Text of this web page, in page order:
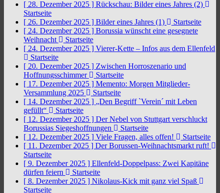
[ 28. Dezember 2025 ] Rückschau: Bilder eines Jahres (2)
Startseite
[ 26. Dezember 2025 ] Bilder eines Jahres (1)
Startseite
[ 24. Dezember 2025 ] Borussia wünscht eine gesegnete
Weihnacht
Startseite
[ 24. Dezember 2025 ] Vierer-Kette – Infos aus dem Ellenfeld
Startseite
[ 20. Dezember 2025 ] Zwischen Horroszenario und
Hoffnungsschimmer
Startseite
[ 17. Dezember 2025 ] Memento: Morgen Mitglieder-
Versammlung 2025
Startseite
[ 14. Dezember 2025 ] „Den Begriff `Verein´ mit Leben
gefüllt“
Startseite
[ 12. Dezember 2025 ] Der Nebel von Stuttgart verschluckt
Borussias Siegeshoffnungen
Startseite
[ 12. Dezember 2025 ] Viele Fragen, alles offen!
Startseite
[ 11. Dezember 2025 ] Der Borussen-Weihnachtsmarkt ruft!
Startseite
[ 9. Dezember 2025 ] Ellenfeld-Doppelpass: Zwei Kapitäne
dürfen feiern
Startseite
[ 8. Dezember 2025 ] Nikolaus-Kick mit ganz viel Spaß
Startseite